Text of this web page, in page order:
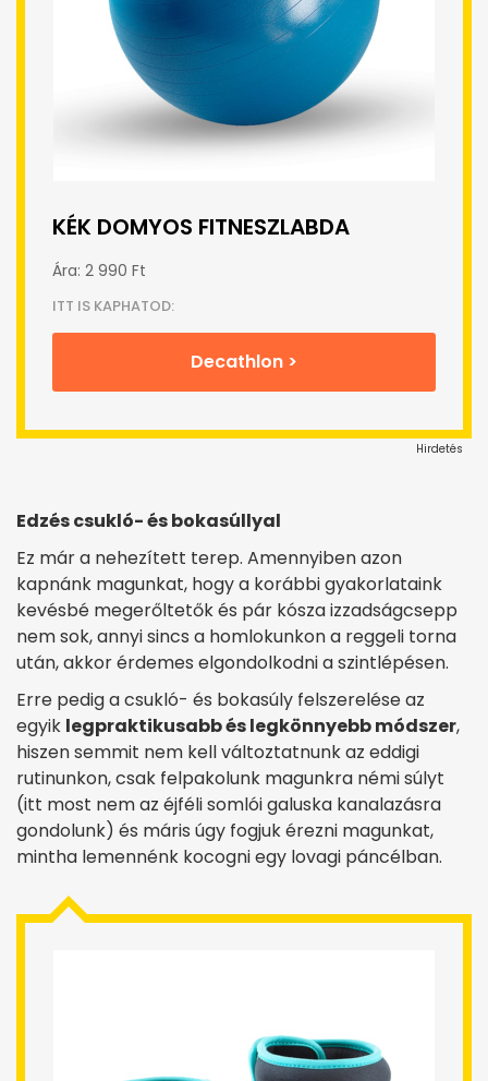
KÉK DOMYOS FITNESZLABDA
Ára: 2 990 Ft
ITT IS KAPHATOD:
Decathlon >
Hirdetés
Edzés csukló- és bokasúllyal
Ez már a nehezített terep. Amennyiben azon
kapnánk magunkat, hogy a korábbi gyakorlataink
kevésbé megerőltetők és pár kósza izzadságcsepp
nem sok, annyi sincs a homlokunkon a reggeli torna
után, akkor érdemes elgondolkodni a szintlépésen.
Erre pedig a csukló- és bokasúly felszerelése az
egyik legpraktikusabb és legkönnyebb módszer,
hiszen semmit nem kell változtatnunk az eddigi
rutinunkon, csak felpakolunk magunkra némi súlyt
(itt most nem az éjféli somlói galuska kanalazásra
gondolunk) és máris úgy fogjuk érezni magunkat,
mintha lemennénk kocogni egy lovagi páncélban.